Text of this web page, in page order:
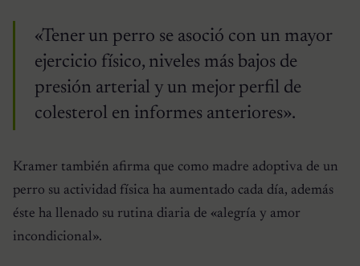
«Tener un perro se asoció con un mayor
ejercicio físico, niveles más bajos de
presión arterial y un mejor perfil de
colesterol en informes anteriores».
Kramer también afirma que como madre adoptiva de un
perro su actividad física ha aumentado cada día, además
éste ha llenado su rutina diaria de «alegría y amor
incondicional».